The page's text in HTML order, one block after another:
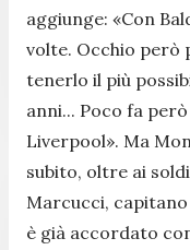
aggiunge: «Con
volte. Occhio però
tenerlo il più
anni... Poco fa
Liverpool». Ma
subito, oltre ai
Marcucci, capitano
è già accordato